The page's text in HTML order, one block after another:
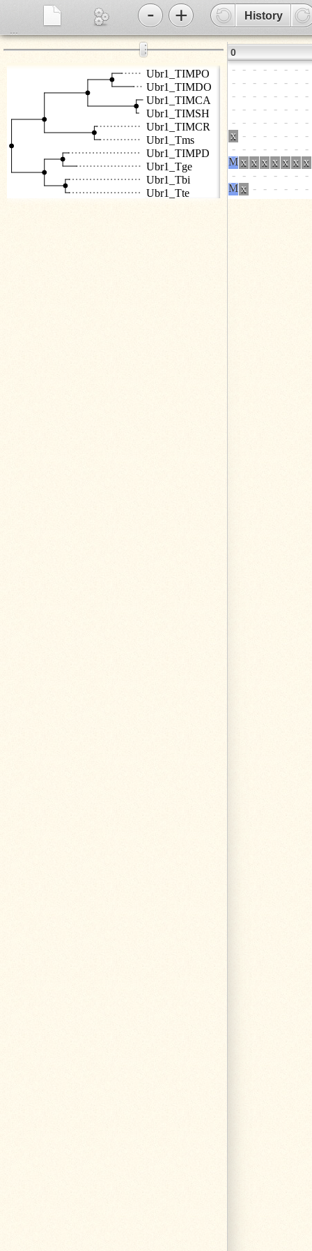
- + History
Ubr1_TIMPO
Ubr1_TIMDO
Ubr1_TIMCA
Ubr1_TIMSH
Ubr1_TIMCR
Ubr1_Tms
Ubr1_TIMPD
Ubr1_Tge
Ubr1_Tbi
Ubr1_Tte
⋮ 0